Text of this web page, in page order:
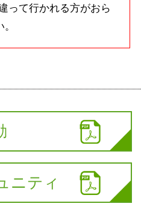
って行かれる方がおら
ニティ